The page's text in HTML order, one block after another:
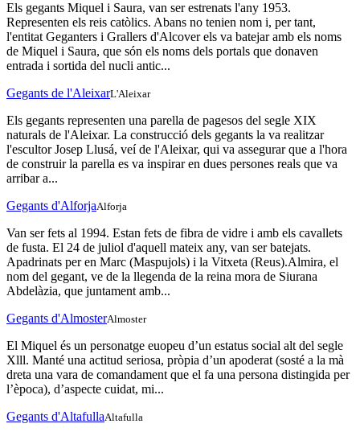
Els gegants Miquel i Saura, van ser estrenats l'any 1953.
Representen els reis catòlics. Abans no tenien nom i, per tant,
l'entitat Geganters i Grallers d'Alcover els va batejar amb els noms
de Miquel i Saura, que són els noms dels portals que donaven
entrada i sortida del nucli antic...
Gegants de l'AleixarL'Aleixar
Els gegants representen una parella de pagesos del segle XIX
naturals de l'Aleixar. La construcció dels gegants la va realitzar
l'escultor Josep Llusá, veí de l'Aleixar, qui va assegurar que a l'hora
de construir la parella es va inspirar en dues persones reals que va
arribar a...
Gegants d'AlforjaAlforja
Van ser fets al 1994. Estan fets de fibra de vidre i amb els cavallets
de fusta. El 24 de juliol d'aquell mateix any, van ser batejats.
Apadrinats per en Marc (Maspujols) i la Vitxeta (Reus).Almira, el
nom del gegant, ve de la llegenda de la reina mora de Siurana
Abdelàzia, que juntament amb...
Gegants d'AlmosterAlmoster
El Miquel és un personatge euopeu d’un estatus social alt del segle
Xlll. Manté una actitud seriosa, pròpia d’un apoderat (sosté a la mà
dreta una vara de comandament que el fa una persona distingida per
l’època), d’aspecte cuidat, mi...
Gegants d'AltafullaAltafulla